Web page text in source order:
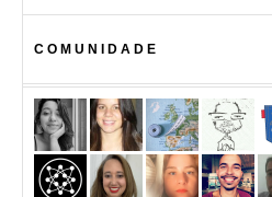
COMUNIDADE